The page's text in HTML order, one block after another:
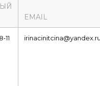
EMAIL
11